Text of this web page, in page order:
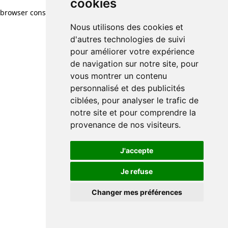
cookies
Nous utilisons des cookies et
d'autres technologies de suivi
pour améliorer votre expérience
de navigation sur notre site, pour
vous montrer un contenu
personnalisé et des publicités
ciblées, pour analyser le trafic de
notre site et pour comprendre la
provenance de nos visiteurs.
J'accepte
Je refuse
Changer mes préférences
browser console for more information)